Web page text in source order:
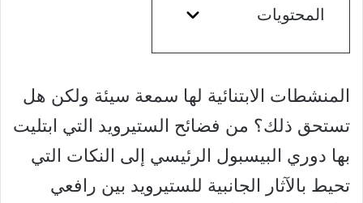
المحتويات
المنشطات الابتنائية لها سمعة سيئة ولكن هل
تستحق ذلك؟ من فضائح الستيرويد التي ابتليت
بها دوري البيسبول الرئيسي إلى النكات التي
تحيط بالآثار الجانبية للستيرويد بين رافعي